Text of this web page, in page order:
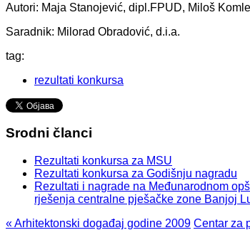
Autori: Mаjа Stаnojević, dipl.FPUD, Miloš
Sаrаdnik: Milorаd Obrаdović, d.i.а.
tag:
rezultati konkursa
Srodni članci
Rezultati konkursa za MSU
Rezultati konkursa za Godišnju nagradu
Rezultati i nagrade na Međunarodnom
rješenja centralne pješačke zone Banjoj
« Arhitektonski događaj godine 2009 Centar za